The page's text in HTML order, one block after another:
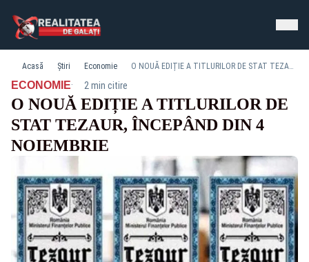
Acasă Știri Economie O NOUĂ EDIȚIE A TITLURILOR DE STAT TEZAUR, ÎNCEPÂND DIN 4 NOIEMBRIE
ECONOMIE· 2 min citire
O NOUĂ EDIȚIE A TITLURILOR DE
STAT TEZAUR, ÎNCEPÂND DIN 4
NOIEMBRIE